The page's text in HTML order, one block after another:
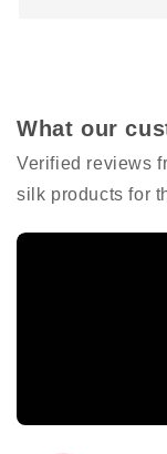
What our
Verified reviews
silk products for